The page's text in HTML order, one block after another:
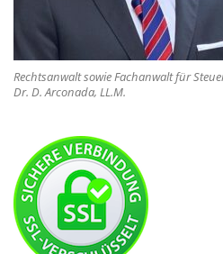
Rechtsanwalt sowie Fachanwalt für
Dr. D. Arconada, LL.M.